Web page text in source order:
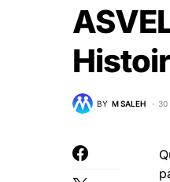
BY M SALEH 30